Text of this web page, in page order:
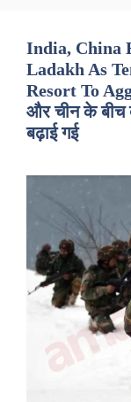
India, China
Ladakh As
Resort To
और चीन के बीच
बढ़ाई गई